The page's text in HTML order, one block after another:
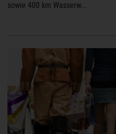
sowie 400 km Wasserw...